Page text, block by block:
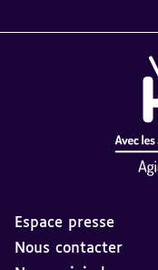
Espace presse
Nous contacter